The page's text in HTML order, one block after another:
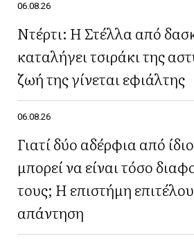
06.08.26
Ντέρτι: Η Στέλλα από
καταλήγει τσιράκι της
ζωή της γίνεται εφιάλτης
06.08.26
Γιατί δύο αδέρφια από
μπορεί να είναι τόσο
τους; Η επιστήμη
απάντηση